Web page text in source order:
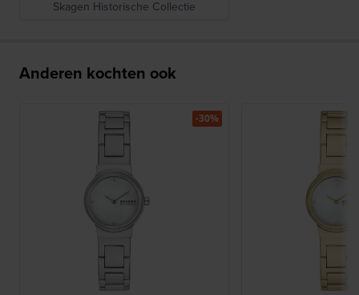
Skagen Historische Collectie
Anderen kochten ook
-30%